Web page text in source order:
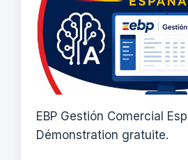
EBP Gestión Comercial
Démonstration gratuite.